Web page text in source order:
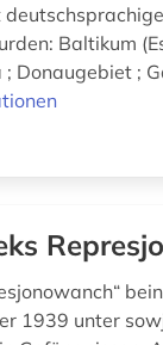
Baltikum
; Donaugebiet ;
1939 unter